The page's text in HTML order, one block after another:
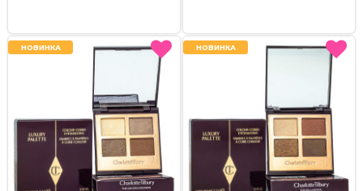
НОВИНКА
НОВИНКА НОВИНКА
НОВИНКА